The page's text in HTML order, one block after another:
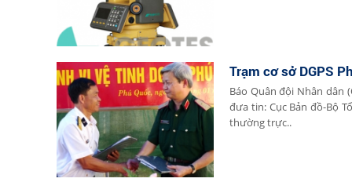
Trạm cơ sở DGPS
Báo Quân đội Nhân dân
đưa tin: Cục Bản đồ-Bộ
thường trực..